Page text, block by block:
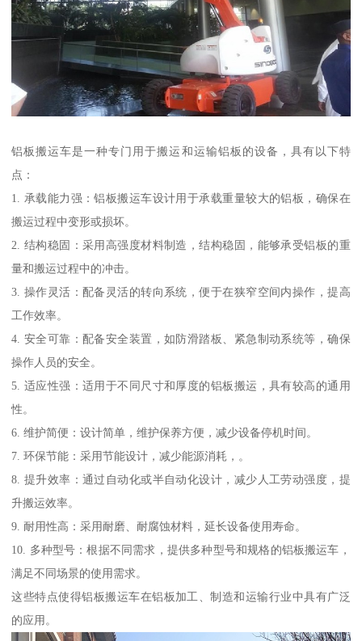
铝板搬运车是一种专门用于搬运和运输铝板的设备，具有以下特
点：
1. 承载能力强：铝板搬运车设计用于承载重量较大的铝板，确保在
搬运过程中变形或损坏。
2. 结构稳固：采用高强度材料制造，结构稳固，能够承受铝板的重
量和搬运过程中的冲击。
3. 操作灵活：配备灵活的转向系统，便于在狭窄空间内操作，提高
工作效率。
4. 安全可靠：配备安全装置，如防滑踏板、紧急制动系统等，确保
操作人员的安全。
5. 适应性强：适用于不同尺寸和厚度的铝板搬运，具有较高的通用
性。
6. 维护简便：设计简单，维护保养方便，减少设备停机时间。
7. 环保节能：采用节能设计，减少能源消耗，。
8. 提升效率：通过自动化或半自动化设计，减少人工劳动强度，提
升搬运效率。
9. 耐用性高：采用耐磨、耐腐蚀材料，延长设备使用寿命。
10. 多种型号：根据不同需求，提供多种型号和规格的铝板搬运车，
满足不同场景的使用需求。
这些特点使得铝板搬运车在铝板加工、制造和运输行业中具有广泛
的应用。